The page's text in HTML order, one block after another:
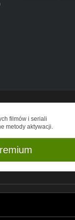
filmów i seriali
metody aktywacji.